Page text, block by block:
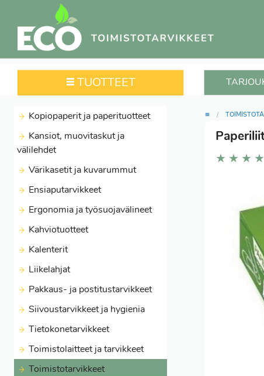
TUOTTEET
Kopiopaperit ja paperituotteet
Kansiot, muovitaskut ja
välilehdet
Värikasetit ja kuvarummut
Ensiaputarvikkeet
Ergonomia ja työsuojavälineet
Kahviotuotteet
Kalenterit
Liikelahjat
Pakkaus- ja postitustarvikkeet
Siivoustarvikkeet ja hygienia
Tietokonetarvikkeet
Toimistolaitteet ja tarvikkeet
Toimistotarvikkeet
≡
★ ★ ★ ★